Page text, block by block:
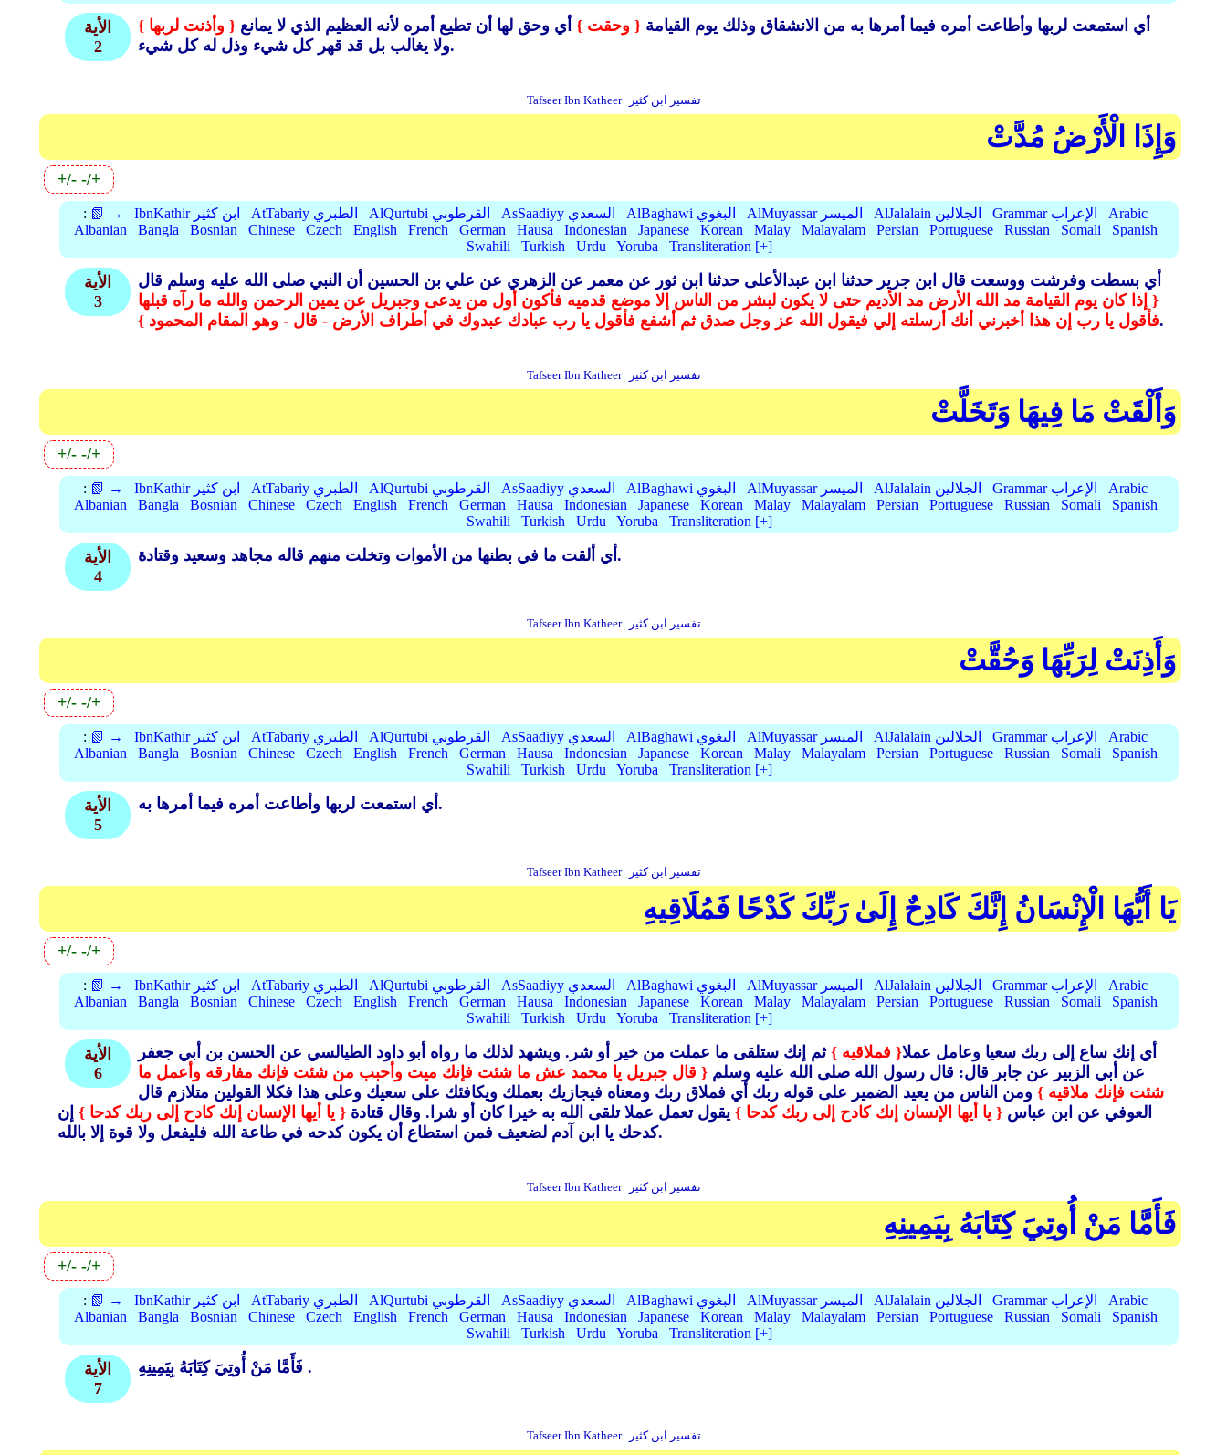
الأية
2
{ وأذنت لربها } أي استمعت لربها وأطاعت أمره فيما أمرها به من الانشقاق وذلك يوم القيامة { وحقت } أي وحق لها أن تطيع أمره لأنه العظيم الذي لا يمانع
ولا يغالب بل قد قهر كل شيء وذل له كل شيء.
Tafseer Ibn Katheer تفسير ابن كثير
وَإِذَا الْأَرْضُ مُدَّتْ
+/- -/+
: 📗 → IbnKathir ابن كثير AtTabariy الطبري AlQurtubi القرطوبي AsSaadiyy السعدي AlBaghawi البغوي AlMuyassar الميسر AlJalalain الجلالين Grammar الإعراب
Arabic
Albanian
Bangla Bosnian Chinese Czech English French German Hausa Indonesian Japanese Korean Malay Malayalam Persian Portuguese Russian Somali
Spanish
Swahili
Turkish Urdu Yoruba Transliteration [+]
الأية
3
أي بسطت وفرشت ووسعت قال ابن جرير حدثنا ابن عبدالأعلى حدثنا ابن ثور عن معمر عن الزهري عن علي بن الحسين أن النبي صلى الله عليه وسلم قال
{ إذا كان يوم القيامة مد الله الأرض مد الأديم حتى لا يكون لبشر من الناس إلا موضع قدميه فأكون أول من يدعى وجبريل عن يمين الرحمن والله ما رآه قبلها
فأقول يا رب إن هذا أخبرني أنك أرسلته إلي فيقول الله عز وجل صدق ثم أشفع فأقول يا رب عبادك عبدوك في أطراف الأرض - قال - وهو المقام المحمود }.
Tafseer Ibn Katheer تفسير ابن كثير
وَأَلْقَتْ مَا فِيهَا وَتَخَلَّتْ
+/- -/+
: 📗 → IbnKathir ابن كثير AtTabariy الطبري AlQurtubi القرطوبي AsSaadiyy السعدي AlBaghawi البغوي AlMuyassar الميسر AlJalalain الجلالين Grammar الإعراب
Arabic
Albanian
Bangla Bosnian Chinese Czech English French German Hausa Indonesian Japanese Korean Malay Malayalam Persian Portuguese Russian Somali
Spanish
Swahili
Turkish Urdu Yoruba Transliteration [+]
الأية
4
أي ألقت ما في بطنها من الأموات وتخلت منهم قاله مجاهد وسعيد وقتادة.
Tafseer Ibn Katheer تفسير ابن كثير
وَأَذِنَتْ لِرَبِّهَا وَحُقَّتْ
+/- -/+
: 📗 → IbnKathir ابن كثير AtTabariy الطبري AlQurtubi القرطوبي AsSaadiyy السعدي AlBaghawi البغوي AlMuyassar الميسر AlJalalain الجلالين Grammar الإعراب
Arabic
Albanian
Bangla Bosnian Chinese Czech English French German Hausa Indonesian Japanese Korean Malay Malayalam Persian Portuguese Russian Somali
Spanish
Swahili
Turkish Urdu Yoruba Transliteration [+]
الأية
5
أي استمعت لربها وأطاعت أمره فيما أمرها به.
Tafseer Ibn Katheer تفسير ابن كثير
يَا أَيُّهَا الْإِنْسَانُ إِنَّكَ كَادِحٌ إِلَىٰ رَبِّكَ كَدْحًا فَمُلَاقِيهِ
+/- -/+
: 📗 → IbnKathir ابن كثير AtTabariy الطبري AlQurtubi القرطوبي AsSaadiyy السعدي AlBaghawi البغوي AlMuyassar الميسر AlJalalain الجلالين Grammar الإعراب
Arabic
Albanian
Bangla Bosnian Chinese Czech English French German Hausa Indonesian Japanese Korean Malay Malayalam Persian Portuguese Russian Somali
Spanish
Swahili
Turkish Urdu Yoruba Transliteration [+]
الأية
6
أي إنك ساع إلى ربك سعيا وعامل عملا{ فملاقيه } ثم إنك ستلقى ما عملت من خير أو شر. ويشهد لذلك ما رواه أبو داود الطيالسي عن الحسن بن أبي جعفر
عن أبي الزبير عن جابر قال: قال رسول الله صلى الله عليه وسلم { قال جبريل يا محمد عش ما شئت فإنك ميت وأحبب من شئت فإنك مفارقه وأعمل ما
شئت فإنك ملاقيه } ومن الناس من يعيد الضمير على قوله ربك أي فملاق ربك ومعناه فيجازيك بعملك ويكافئك على سعيك وعلى هذا فكلا القولين متلازم قال
العوفي عن ابن عباس { يا أيها الإنسان إنك كادح إلى ربك كدحا } يقول تعمل عملا تلقى الله به خيرا كان أو شرا. وقال قتادة { يا أيها الإنسان إنك كادح إلى ربك كدحا } إن
كدحك يا ابن آدم لضعيف فمن استطاع أن يكون كدحه في طاعة الله فليفعل ولا قوة إلا بالله.
Tafseer Ibn Katheer تفسير ابن كثير
فَأَمَّا مَنْ أُوتِيَ كِتَابَهُ بِيَمِينِهِ
+/- -/+
: 📗 → IbnKathir ابن كثير AtTabariy الطبري AlQurtubi القرطوبي AsSaadiyy السعدي AlBaghawi البغوي AlMuyassar الميسر AlJalalain الجلالين Grammar الإعراب
Arabic
Albanian
Bangla Bosnian Chinese Czech English French German Hausa Indonesian Japanese Korean Malay Malayalam Persian Portuguese Russian Somali
Spanish
Swahili
Turkish Urdu Yoruba Transliteration [+]
الأية
7
فَأَمَّا مَنْ أُوتِيَ كِتَابَهُ بِيَمِينِهِ .
Tafseer Ibn Katheer تفسير ابن كثير